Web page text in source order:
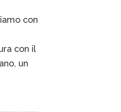
con
con il
un